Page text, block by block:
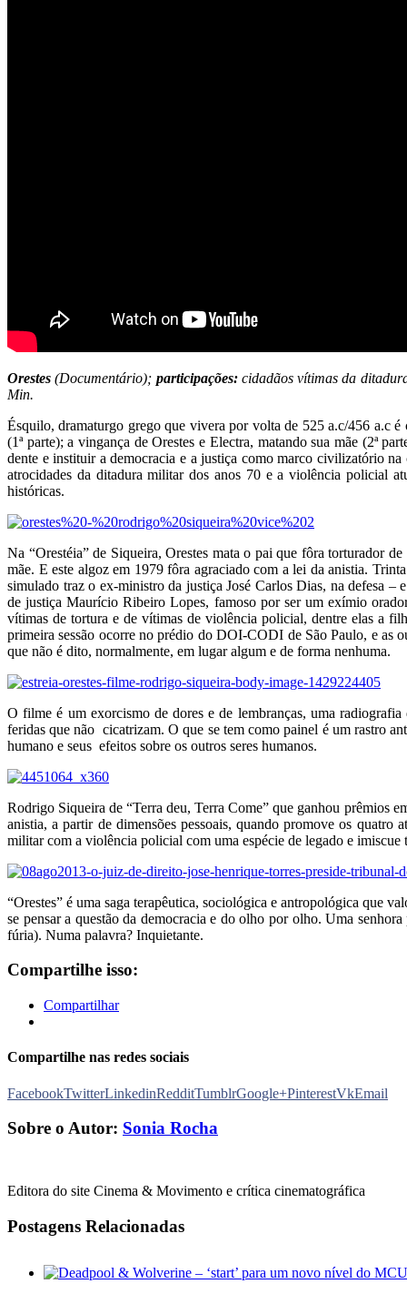
Orestes(Documentário); participações: cidadãos vítimas da
Min.
Ésquilo, dramaturgo grego que vivera por volta de 525 a.c/456 a.c
(1ª parte); a vingança de Orestes e Electra, matando sua mãe (2ª
dente e instituir a democracia e a justiça como marco civilizatório
atrocidades da ditadura militar dos anos 70 e a violência policial
históricas.
Na “Orestéia” de Siqueira, Orestes mata o pai que fôra torturador
mãe. E este algoz em 1979 fôra agraciado com a lei da anistia.
simulado traz o ex-ministro da justiça José Carlos Dias, na defesa
de justiça Maurício Ribeiro Lopes, famoso por ser um exímio
vítimas de tortura e de vítimas de violência policial, dentre elas a
primeira sessão ocorre no prédio do DOI-CODI de São Paulo, e as
que não é dito, normalmente, em lugar algum e de forma nenhuma.
O filme é um exorcismo de dores e de lembranças, uma
feridas que não cicatrizam. O que se tem como painel é um rastro
humano e seus efeitos sobre os outros seres humanos.
Rodrigo Siqueira de “Terra deu, Terra Come” que ganhou prêmios
anistia, a partir de dimensões pessoais, quando promove os
militar com a violência policial com uma espécie de legado e imiscue
“Orestes” é uma saga terapêutica, sociológica e antropológica que
se pensar a questão da democracia e do olho por olho. Uma
fúria). Numa palavra? Inquietante.
Compartilhe isso:
Compartilhar
Compartilhe nas redes sociais
FacebookTwitterLinkedinRedditTumblrGoogle+PinterestVkEmail
Sobre o Autor: Sonia Rocha
Editora do site Cinema & Movimento e crítica cinematográfica
Postagens Relacionadas